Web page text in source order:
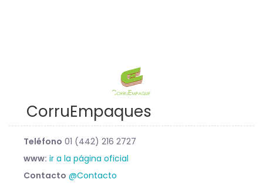
CorruEmpaques
Teléfono 01 (442) 216 2727
www: ir a la página oficial
Contacto @Contacto